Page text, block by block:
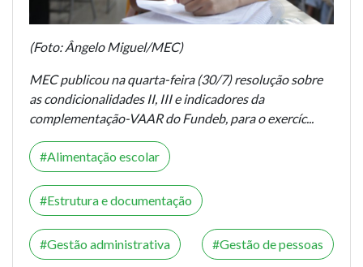
(Foto: Ângelo Miguel/MEC)
MEC publicou na quarta-feira (30/7) resolução sobre
as condicionalidades II, III e indicadores da
complementação-VAAR do Fundeb, para o exercíc...
Alimentação escolar
Estrutura e documentação
Gestão administrativa Gestão de pessoas